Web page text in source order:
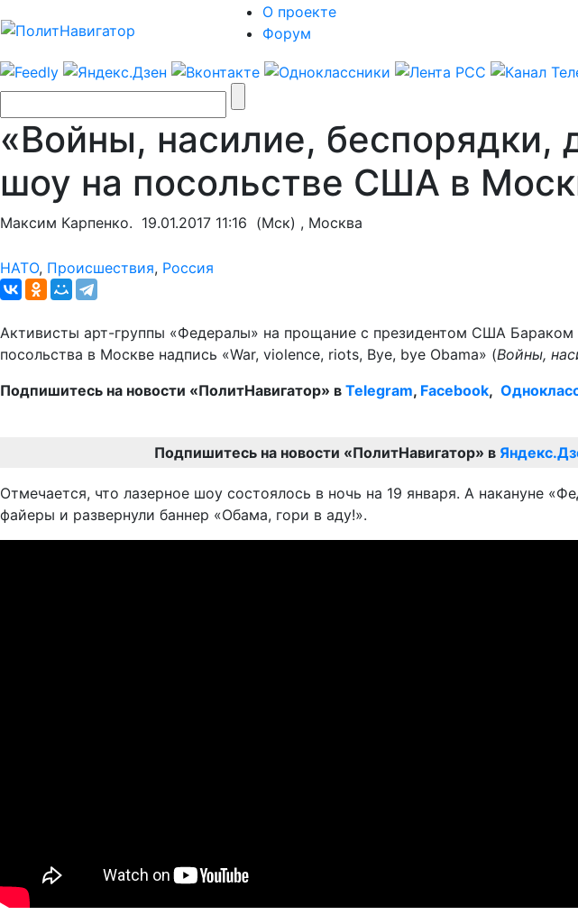
О проекте
Форум
«Войны, насилие, беспорядки,
шоу на посольстве США в
Максим Карпенко. 19.01.2017 11:16 (Мск) , Москва
НАТО, Происшествия, Россия
Активисты арт-группы «Федералы» на прощание с президентом США
посольства в Москве надпись «War, violence, riots, Bye, bye Obama» (Войны,
Подпишитесь на новости «ПолитНавигатор» в Telegram, Facebook,
Подпишитесь на новости «ПолитНавигатор» в
Отмечается, что лазерное шоу состоялось в ночь на 19 января. А накануне
файеры и развернули баннер «Обама, гори в аду!».